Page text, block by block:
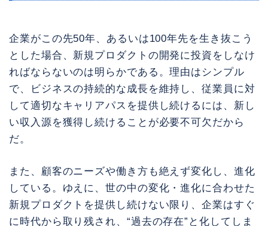
企業がこの先50年、あるいは100年先を生き抜こう
とした場合、新規プロダクトの開発に投資をしなけ
ればならないのは明らかである。理由はシンプル
で、ビジネスの持続的な成長を維持し、従業員に対
して適切なキャリアパスを提供し続けるには、新し
い収入源を獲得し続けることが必要不可欠だから
だ。
また、顧客のニーズや働き方も絶えず変化し、進化
している。ゆえに、世の中の変化・進化に合わせた
新規プロダクトを提供し続けない限り、企業はすぐ
に時代から取り残され、“過去の存在”と化してしま